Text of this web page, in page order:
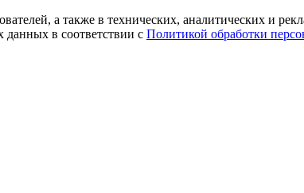
а также в технических, аналитических и
данных в соответствии с Политикой обработки